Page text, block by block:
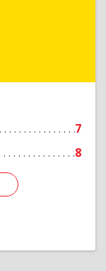
7
8
Подробнее